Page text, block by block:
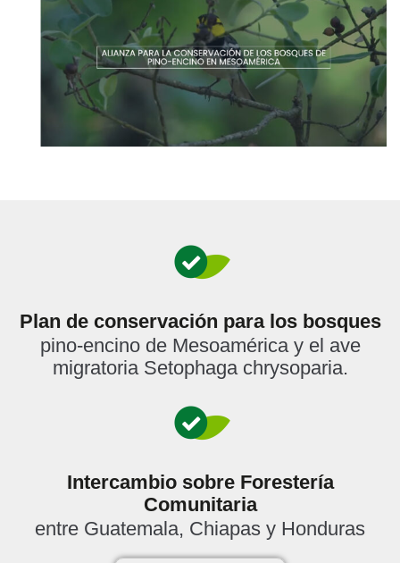
Plan de conservación para los bosques
pino-encino de Mesoamérica y el ave
migratoria Setophaga chrysoparia.
Intercambio sobre Forestería
Comunitaria
entre Guatemala, Chiapas y Honduras